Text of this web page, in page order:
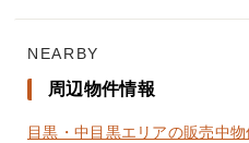
NEARBY
周辺物件情報
目黒・中目黒エリアの販売中